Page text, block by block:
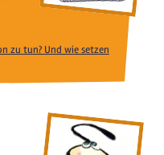
zu tun? Und wie setzen